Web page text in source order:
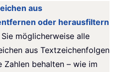
aus
oder herausfiltern
möglicherweise alle
aus Textzeichenfolgen
Zahlen behalten – wie im